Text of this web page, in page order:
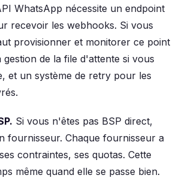
WhatsApp nécessite un endpoint
recevoir les webhooks. Si vous
provisionner et monitorer ce point
de la file d'attente si vous
et un système de retry pour les
Si vous n'êtes pas BSP direct,
fournisseur. Chaque fournisseur a
contraintes, ses quotas. Cette
même quand elle se passe bien.